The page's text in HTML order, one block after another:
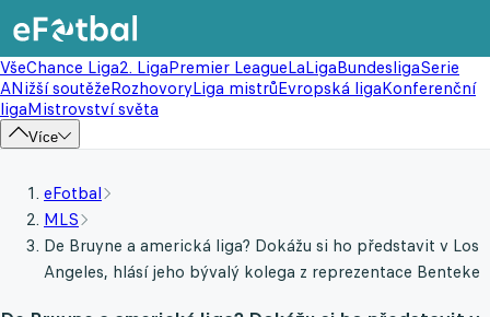
VšeChance Liga2. LigaPremier LeagueLaLigaBundesligaSerie
ANižší soutěžeRozhovoryLiga mistrůEvropská ligaKonferenční
ligaMistrovství světa
Více
eFotbal
MLS
De Bruyne a americká liga? Dokážu si ho představit v Los
Angeles, hlásí jeho bývalý kolega z reprezentace Benteke